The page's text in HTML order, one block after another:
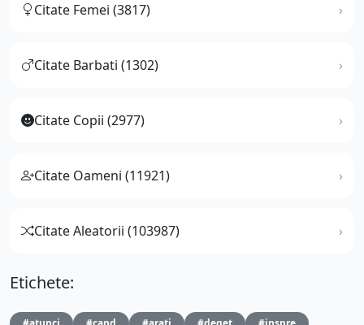
Citate Femei (3817)
Citate Barbati (1302)
Citate Copii (2977)
Citate Oameni (11921)
Citate Aleatorii (103987)
Etichete: